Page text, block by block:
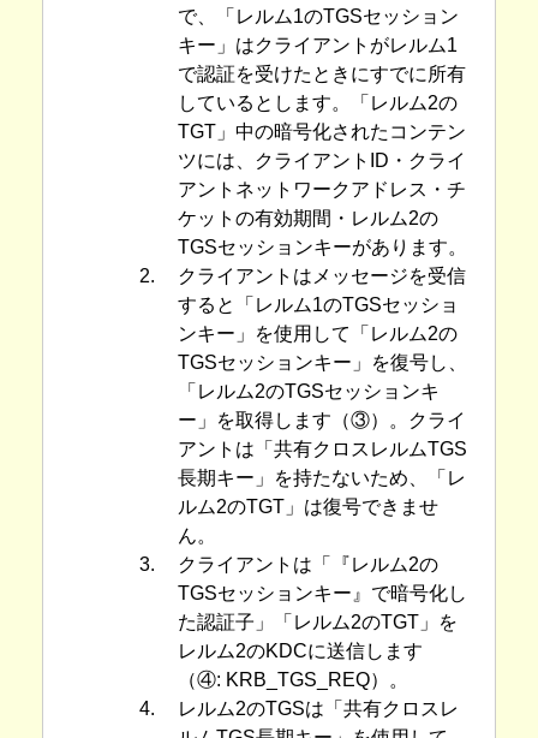
で、「レルム1のTGSセッション
キー」はクライアントがレルム1
で認証を受けたときにすでに所有
しているとします。「レルム2の
TGT」中の暗号化されたコンテン
ツには、クライアントID・クライ
アントネットワークアドレス・チ
ケットの有効期間・レルム2の
TGSセッションキーがあります。
2.
クライアントはメッセージを受信
すると「レルム1のTGSセッショ
ンキー」を使用して「レルム2の
TGSセッションキー」を復号し、
「レルム2のTGSセッションキ
ー」を取得します（③）。クライ
アントは「共有クロスレルムTGS
長期キー」を持たないため、「レ
ルム2のTGT」は復号できませ
ん。
3.
クライアントは「『レルム2の
TGSセッションキー』で暗号化し
た認証子」「レルム2のTGT」を
レルム2のKDCに送信します
（④: KRB_TGS_REQ）。
4.
レルム2のTGSは「共有クロスレ